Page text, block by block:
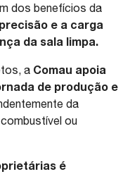
dos benefícios da
e a carga
da sala limpa.
a Comau apoia
de produção e
da
ou
é